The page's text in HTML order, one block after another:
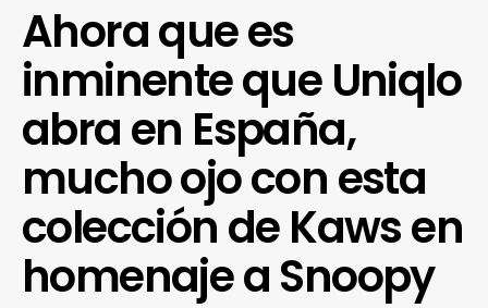
Ahora que es
inminente que Uniqlo
abra en España,
mucho ojo con esta
colección de Kaws en
homenaje a Snoopy